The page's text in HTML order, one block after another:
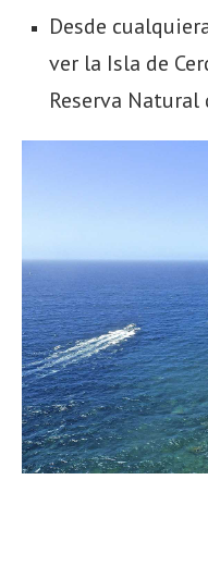
Desde
ver la Isla de
Reserva Natural